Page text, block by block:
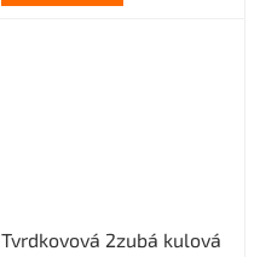
Tvrdkovová 2zubá kulová